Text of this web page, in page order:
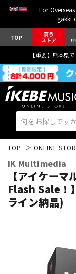
For
TOP 買う
ストア
【重要】熊本県
エレキギター
TOP ONLINE
IK Multimedia
【アイケー
Flash Sale！
ライン納品)